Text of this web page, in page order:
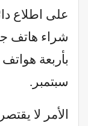
سبتمبر.
الأمر لا